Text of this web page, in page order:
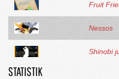
Fruit
Nessos
Shinobi
STATISTIK